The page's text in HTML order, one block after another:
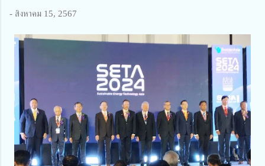
- สิงหาคม 15, 2567